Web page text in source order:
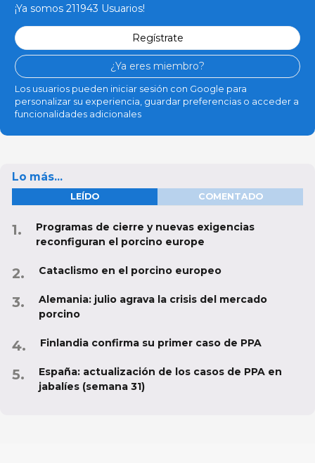
¡Ya somos 211943 Usuarios!
Regístrate
¿Ya eres miembro?
Los usuarios pueden iniciar sesión con Google para
personalizar su experiencia, guardar preferencias o acceder a
funcionalidades adicionales
Lo más...
LEÍDO COMENTADO
Programas de cierre y nuevas exigencias
reconfiguran el porcino europe
Cataclismo en el porcino europeo
Alemania: julio agrava la crisis del mercado
porcino
Finlandia confirma su primer caso de PPA
España: actualización de los casos de PPA en
jabalíes (semana 31)